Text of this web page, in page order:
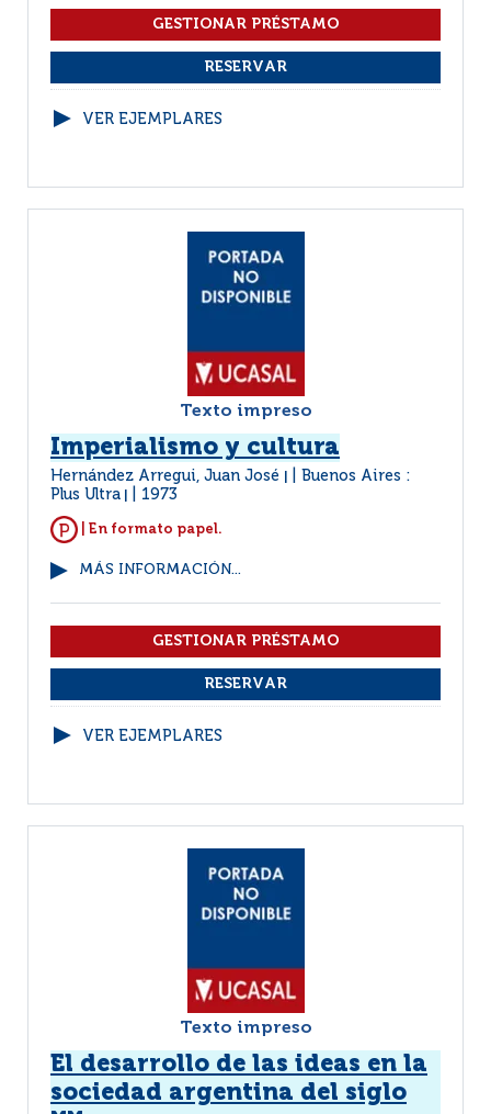
VER EJEMPLARES
Texto impreso
Imperialismo y cultura
Hernández Arregui, Juan José
Buenos Aires :
Plus Ultra
1973
| En formato papel.
MÁS INFORMACIÓN...
VER EJEMPLARES
Texto impreso
El desarrollo de las ideas en la
sociedad argentina del siglo